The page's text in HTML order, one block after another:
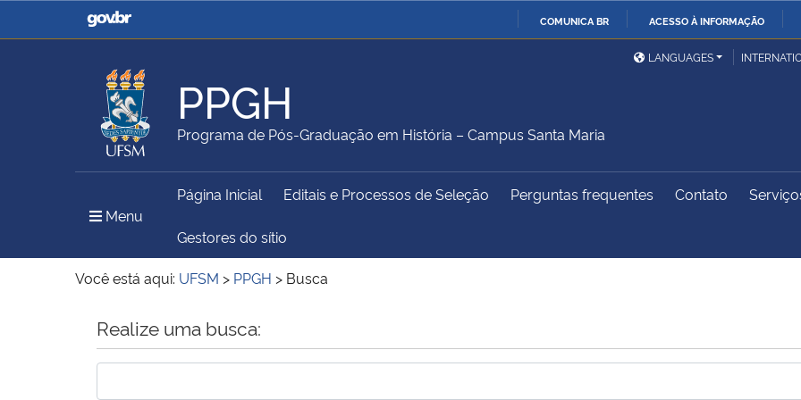
COMUNICA BR ACESSO À INFORMAÇÃO
Casa Civil
Ministério da Justiça e
Ministério da Defesa
Ministério das Relações
Exteriores
Ministério da Agricultura,
Pecuária e Abastecimento
Ministério da Educação
Ministério do Meio Ambiente
Ministério do
Controladoria-Geral da
Institucional
LANGUAGES
PPGH
Programa de Pós-Graduação em História – Campus Santa Maria
Menu
Página Inicial Editais e Processos de Seleção Perguntas frequentes Contato
Gestores do sítio
Você está aqui: UFSM > PPGH > Busca
Início do conteúdo
Realize uma busca: